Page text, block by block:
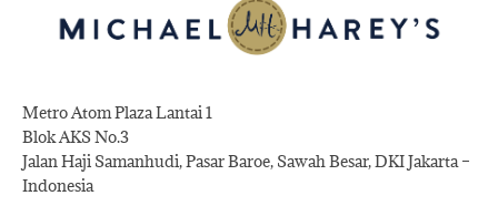
Metro Atom Plaza Lantai 1
Blok AKS No.3
Jalan Haji Samanhudi, Pasar Baroe, Sawah Besar, DKI Jakarta –
Indonesia